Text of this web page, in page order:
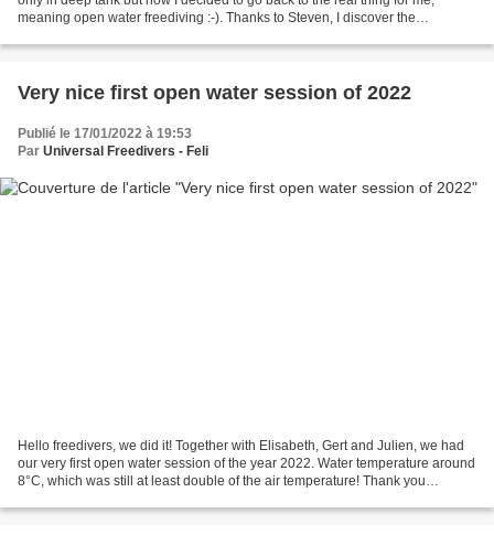
meaning open water freediving :-). Thanks to Steven, I discover the
Very nice first open water session of 2022
Publié le 17/01/2022 à 19:53
Par Universal Freedivers - Feli
Hello freedivers, we did it! Together with Elisabeth, Gert and Julien, we had
our very first open water session of the year 2022. Water temperature around
8°C, which was still at least double of the air temperature! Thank you